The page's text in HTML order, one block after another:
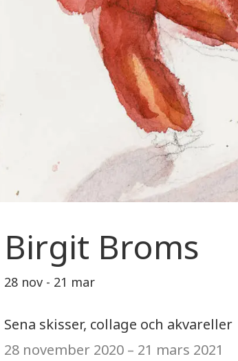
Birgit Broms
28 nov - 21 mar
Sena skisser, collage och akvareller
28 november 2020 – 21 mars 2021